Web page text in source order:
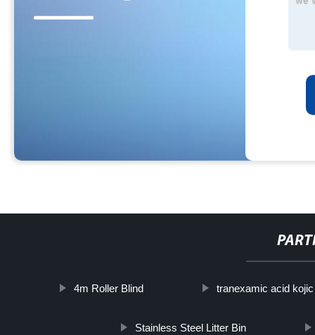
4m Roller Blind tranexamic acid kojic
Stainless Steel Litter Bin